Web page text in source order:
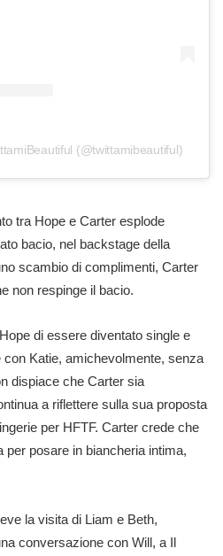
(@twittamibeautiful)
tra Hope e Carter esplode
bacio, nel backstage della
scambio di complimenti, Carter
non respinge il bacio.
di essere diventato single e
Katie, amichevolmente, senza
dispiace che Carter sia
a riflettere sulla sua proposta
per HFTF. Carter crede che
per posare in biancheria intima,
la visita di Liam e Beth,
conversazione con Will, a Il